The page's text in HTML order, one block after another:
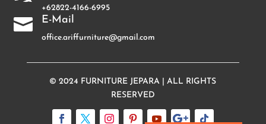
+62822-4166-6995
 E-Mail
office.ariffurniture@gmail.com
© 2024 FURNITURE JEPARA | ALL RIGHTS
RESERVED